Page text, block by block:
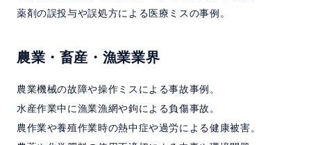
薬剤の誤投与や誤処方による医療ミスの事例。
農業・畜産・漁業業界
農業機械の故障や操作ミスによる事故事例。
水産作業中に漁業漁網や鉤による負傷事故。
農作業や養殖作業時の熱中症や過労による健康被害。